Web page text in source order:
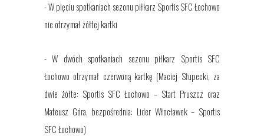
- W pięciu spotkaniach sezonu piłkarz Sportis SFC Łochowo
nie otrzymał żółtej kartki
- W dwóch spotkaniach sezonu piłkarz Sportis SFC
Łochowo otrzymał czerwoną kartkę (Maciej Słupecki, za
dwie żółte: Sportis SFC Łochowo – Start Pruszcz oraz
Mateusz Góra, bezpośrednia: Lider Włocławek – Sportis
SFC Łochowo)